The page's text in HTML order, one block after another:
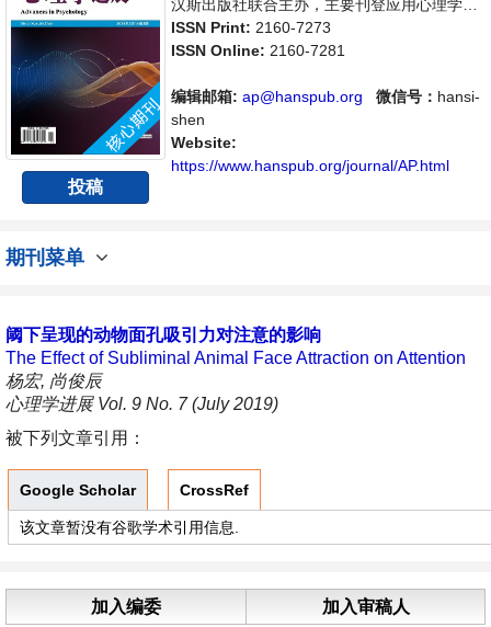
投稿
汉斯出版社联合主办，主要刊登应用心理学、
社会心理学等领域的学术论文和成果报道及评
述。支持思想创新、学术创新，倡导科学，繁
界范围内的科学家、学者、科研人员提供一个
传播、分享和讨论心理学领域内不同方向问题
与发展的交流平台。
ISSN Print: 2160-7273
ISSN Online: 2160-7281
编辑邮箱: ap@hanspub.org 微信号： hansi-
shen
Website:
https://www.hanspub.org/journal/AP.html
期刊菜单
阈下呈现的动物面孔吸引力对注意的影响
The Effect of Subliminal Animal Face Attraction on Attention
杨宏, 尚俊辰
心理学进展 Vol. 9 No. 7 (July 2019)
被下列文章引用：
Google Scholar CrossRef
该文章暂没有谷歌学术引用信息.
加入编委 加入审稿人